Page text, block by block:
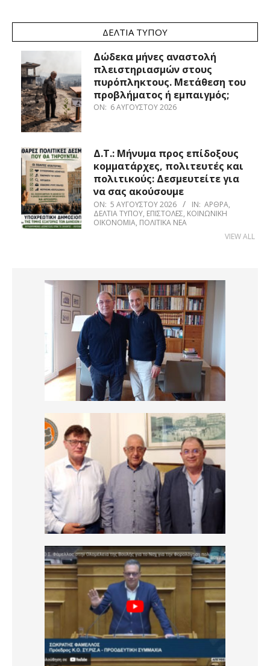
ΔΕΛΤΊΑ ΤΎΠΟΥ
Δώδεκα μήνες αναστολή
πλειστηριασμών στους
πυρόπληκτους. Μετάθεση του
προβλήματος ή εμπαιγμός;
ON: 6 ΑΥΓΟΎΣΤΟΥ 2026
Δ.Τ.: Μήνυμα προς επίδοξους
κομματάρχες, πολιτευτές και
πολιτικούς: Δεσμευτείτε για
να σας ακούσουμε
ON: 5 ΑΥΓΟΎΣΤΟΥ 2026 IN: ΆΡΘΡΑ,
ΔΕΛΤΊΑ ΤΎΠΟΥ, ΕΠΙΣΤΟΛΈΣ, ΚΟΙΝΩΝΙΚΉ
ΟΙΚΟΝΟΜΊΑ, ΠΟΛΙΤΙΚΆ ΝΈΑ
VIEW ALL